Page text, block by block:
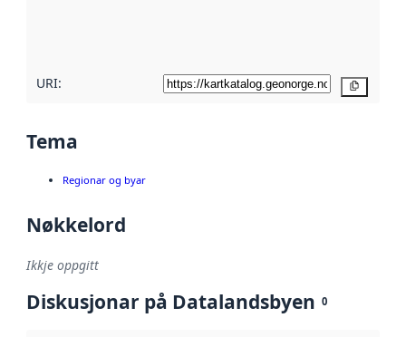
URI:
Tema
Regionar og byar
Nøkkelord
Ikkje oppgitt
Diskusjonar på Datalandsbyen 0